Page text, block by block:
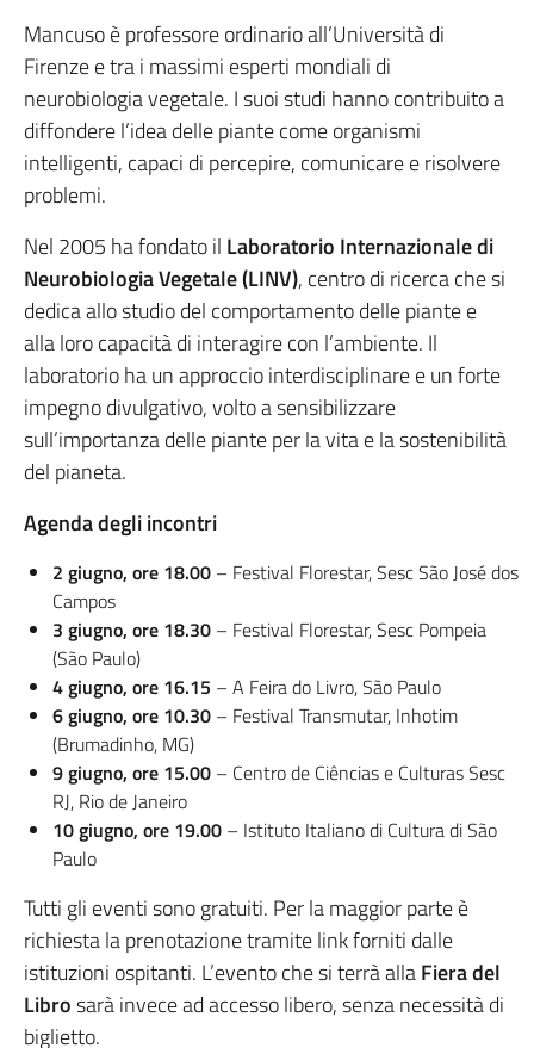
Mancuso è professore ordinario all’Università di
Firenze e tra i massimi esperti mondiali di
neurobiologia vegetale. I suoi studi hanno contribuito a
diffondere l’idea delle piante come organismi
intelligenti, capaci di percepire, comunicare e risolvere
problemi.
Nel 2005 ha fondato il Laboratorio Internazionale di
Neurobiologia Vegetale (LINV), centro di ricerca che si
dedica allo studio del comportamento delle piante e
alla loro capacità di interagire con l’ambiente. Il
laboratorio ha un approccio interdisciplinare e un forte
impegno divulgativo, volto a sensibilizzare
sull’importanza delle piante per la vita e la sostenibilità
del pianeta.
Agenda degli incontri
2 giugno, ore 18.00 – Festival Florestar, Sesc São José dos
Campos
3 giugno, ore 18.30 – Festival Florestar, Sesc Pompeia
(São Paulo)
4 giugno, ore 16.15 – A Feira do Livro, São Paulo
6 giugno, ore 10.30 – Festival Transmutar, Inhotim
(Brumadinho, MG)
9 giugno, ore 15.00 – Centro de Ciências e Culturas Sesc
RJ, Rio de Janeiro
10 giugno, ore 19.00 – Istituto Italiano di Cultura di São
Paulo
Tutti gli eventi sono gratuiti. Per la maggior parte è
richiesta la prenotazione tramite link forniti dalle
istituzioni ospitanti. L’evento che si terrà allaFiera del
Librosarà invece ad accesso libero, senza necessità di
biglietto.